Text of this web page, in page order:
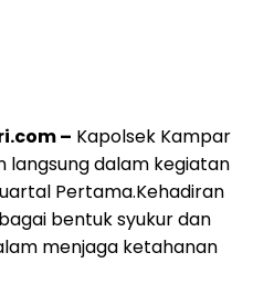
– Kapolsek Kampar
langsung dalam kegiatan
Pertama.Kehadiran
bentuk syukur dan
menjaga ketahanan